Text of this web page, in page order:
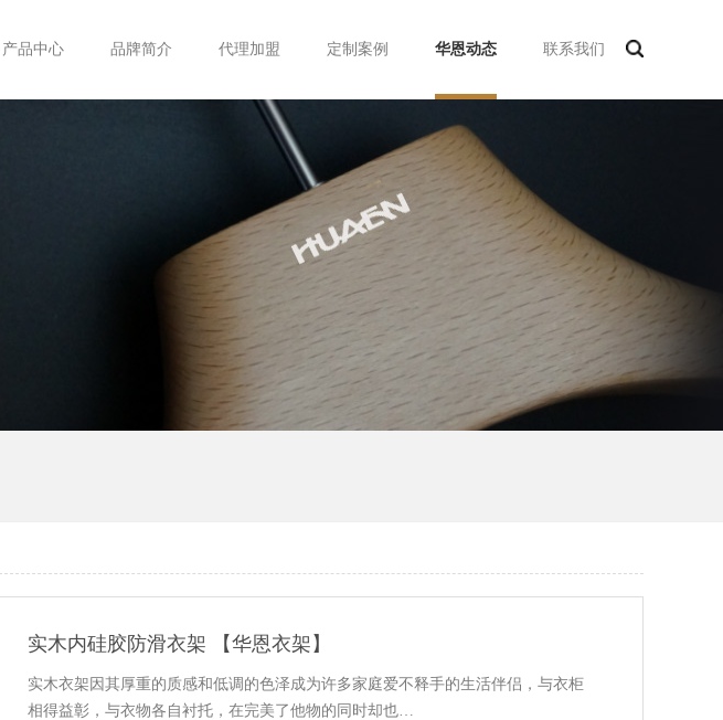
产品中心 品牌简介 代理加盟 定制案例 华恩动态 联系我们
实木内硅胶防滑衣架 【华恩衣架】
实木衣架因其厚重的质感和低调的色泽成为许多家庭爱不释手的生活伴侣，与衣柜
相得益彰，与衣物各自衬托，在完美了他物的同时却也…